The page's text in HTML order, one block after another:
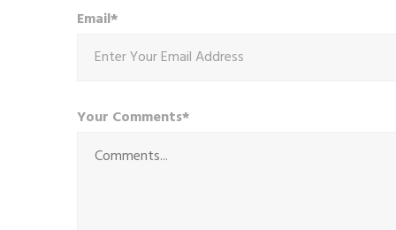
Email*
Your Comments*